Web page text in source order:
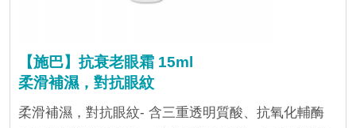
【施巴】抗衰老眼霜 15ml
柔滑補濕，對抗眼紋
柔滑補濕，對抗眼紋- 含三重透明質酸、抗氧化輔酶